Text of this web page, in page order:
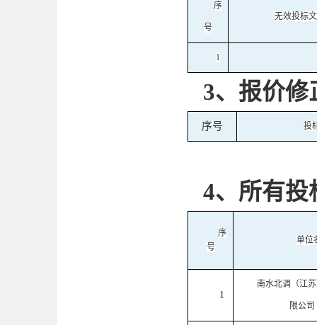
序
号
无效投标
1
3、报价修
序号 投
4、 所有投
序
号
单位
1
南水北调（江
限公司